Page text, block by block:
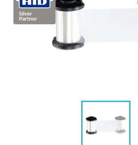
BRACELET
RFID